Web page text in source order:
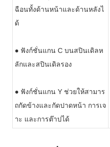
ฉือนทั้งด้านหน้าและด้านหลังไ
ด้
● ฟังก์ชั่นแกน C บนสปินเดิลห
ลักและสปินเดิลรอง
● ฟังก์ชั่นแกน Y ช่วยให้สามาร
ถกัดข้างและกัดปาดหน้า การเจ
าะ และการต๊าปได้